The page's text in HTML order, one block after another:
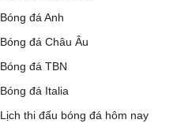
Bóng đá Anh
Bóng đá Châu Âu
Bóng đá TBN
Bóng đá Italia
Lịch thi đấu bóng đá hôm nay